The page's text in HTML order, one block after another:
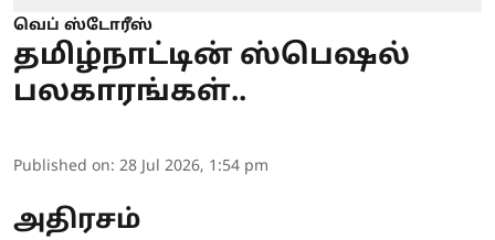
வெப் ஸ்டோரீஸ்
தமிழ்நாட்டின் ஸ்பெஷல்
பலகாரங்கள்..
Published on: 28 Jul 2026, 1:54 pm
அதிரசம்